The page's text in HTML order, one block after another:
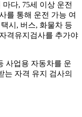
다, 75세 이상 운전
를 통해 운전 가능 여
시, 버스, 화물차 등
격유지검사를 추가야
사업용 자동차를 운
는 자격 유지 검사의